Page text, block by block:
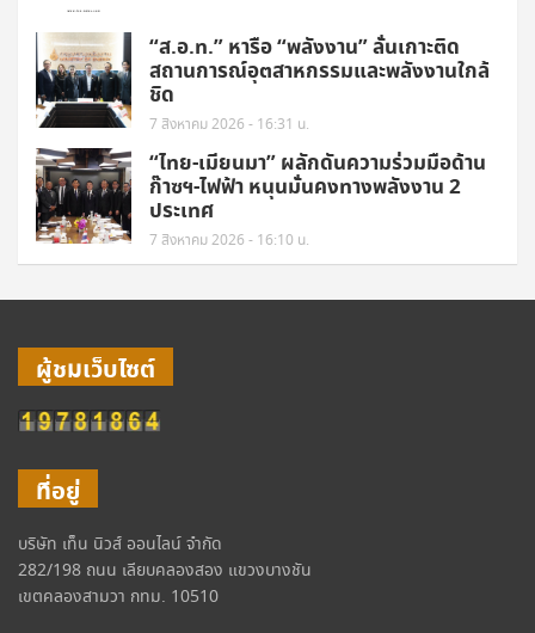
“ส.อ.ท.” หารือ “พลังงาน” ลั่นเกาะติด
สถานการณ์อุตสาหกรรมและพลังงานใกล้
ชิด
7 สิงหาคม 2026 - 16:31 น.
“ไทย-เมียนมา” ผลักดันความร่วมมือด้าน
ก๊าซฯ-ไฟฟ้า หนุนมั่นคงทางพลังงาน 2
ประเทศ
7 สิงหาคม 2026 - 16:10 น.
ผู้ชมเว็บไซต์
ที่อยู่
บริษัท เท็น นิวส์ ออนไลน์ จำกัด
282/198 ถนน เลียบคลองสอง แขวงบางชัน
เขตคลองสามวา กทม. 10510